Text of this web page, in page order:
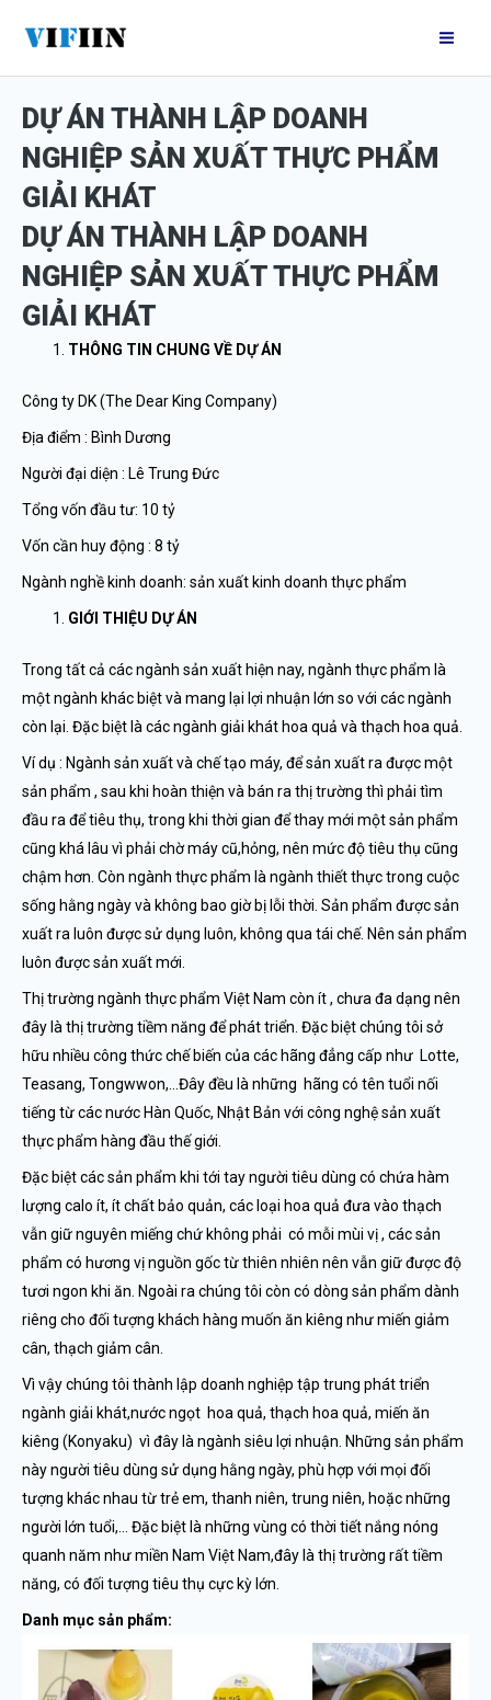
nội
dungDỰ ÁN THÀNH LẬP DOANH
NGHIỆP SẢN XUẤT THỰC PHẨM
GIẢI KHÁT
DỰ ÁN THÀNH LẬP DOANH
NGHIỆP SẢN XUẤT THỰC PHẨM
GIẢI KHÁT
THÔNG TIN CHUNG VỀ DỰ ÁN
Công ty DK (The Dear King Company)
Địa điểm : Bình Dương
Người đại diện : Lê Trung Đức
Tổng vốn đầu tư: 10 tỷ
Vốn cần huy động : 8 tỷ
Ngành nghề kinh doanh: sản xuất kinh doanh thực phẩm
GIỚI THIỆU DỰ ÁN
Trong tất cả các ngành sản xuất hiện nay, ngành thực phẩm là
một ngành khác biệt và mang lại lợi nhuận lớn so với các ngành
còn lại. Đặc biệt là các ngành giải khát hoa quả và thạch hoa quả.
Ví dụ : Ngành sản xuất và chế tạo máy, để sản xuất ra được một
sản phẩm , sau khi hoàn thiện và bán ra thị trường thì phải tìm
đầu ra để tiêu thụ, trong khi thời gian để thay mới một sản phẩm
cũng khá lâu vì phải chờ máy cũ,hỏng, nên mức độ tiêu thụ cũng
chậm hơn. Còn ngành thực phẩm là ngành thiết thực trong cuộc
sống hằng ngày và không bao giờ bị lỗi thời. Sản phẩm được sản
xuất ra luôn được sử dụng luôn, không qua tái chế. Nên sản phẩm
luôn được sản xuất mới.
Thị trường ngành thực phẩm Việt Nam còn ít , chưa đa dạng nên
đây là thị trường tiềm năng để phát triển. Đặc biệt chúng tôi sở
hữu nhiều công thức chế biến của các hãng đẳng cấp như Lotte,
Teasang, Tongwwon,…Đây đều là những hãng có tên tuổi nối
tiếng từ các nước Hàn Quốc, Nhật Bản với công nghệ sản xuất
thực phẩm hàng đầu thế giới.
Đặc biệt các sản phẩm khi tới tay người tiêu dùng có chứa hàm
lượng calo ít, ít chất bảo quản, các loại hoa quả đưa vào thạch
vẫn giữ nguyên miếng chứ không phải có mỗi mùi vị , các sản
phẩm có hương vị nguồn gốc từ thiên nhiên nên vẫn giữ được độ
tươi ngon khi ăn. Ngoài ra chúng tôi còn có dòng sản phẩm dành
riêng cho đối tượng khách hàng muốn ăn kiêng như miến giảm
cân, thạch giảm cân.
Vì vậy chúng tôi thành lập doanh nghiệp tập trung phát triển
ngành giải khát,nước ngọt hoa quả, thạch hoa quả, miến ăn
kiêng (Konyaku) vì đây là ngành siêu lợi nhuận. Những sản phẩm
này người tiêu dùng sử dụng hằng ngày, phù hợp với mọi đối
tượng khác nhau từ trẻ em, thanh niên, trung niên, hoặc những
người lớn tuổi,… Đặc biệt là những vùng có thời tiết nắng nóng
quanh năm như miền Nam Việt Nam,đây là thị trường rất tiềm
năng, có đối tượng tiêu thụ cực kỳ lớn.
Danh mục sản phẩm: